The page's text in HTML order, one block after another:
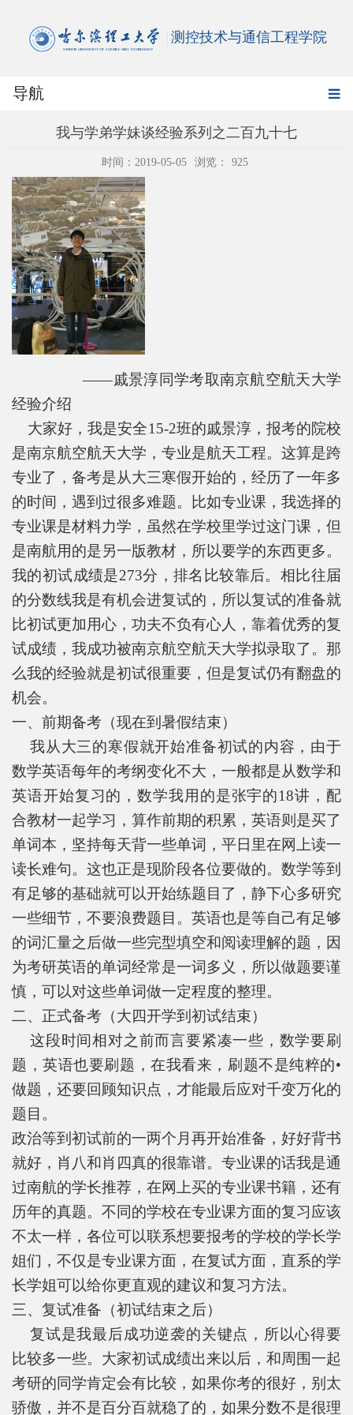
测控技术与通信工程学院
导航
我与学弟学妹谈经验系列之二百九十七
时间：2019-05-05 浏览： 925
——戚景淳同学考取南京航空航天大学
经验介绍
大家好，我是安全15-2班的戚景淳，报考的院校
是南京航空航天大学，专业是航天工程。这算是跨
专业了，备考是从大三寒假开始的，经历了一年多
的时间，遇到过很多难题。比如专业课，我选择的
专业课是材料力学，虽然在学校里学过这门课，但
是南航用的是另一版教材，所以要学的东西更多。
我的初试成绩是273分，排名比较靠后。相比往届
的分数线我是有机会进复试的，所以复试的准备就
比初试更加用心，功夫不负有心人，靠着优秀的复
试成绩，我成功被南京航空航天大学拟录取了。那
么我的经验就是初试很重要，但是复试仍有翻盘的
机会。
一、前期备考（现在到暑假结束）
我从大三的寒假就开始准备初试的内容，由于
数学英语每年的考纲变化不大，一般都是从数学和
英语开始复习的，数学我用的是张宇的18讲，配
合教材一起学习，算作前期的积累，英语则是买了
单词本，坚持每天背一些单词，平日里在网上读一
读长难句。这也正是现阶段各位要做的。数学等到
有足够的基础就可以开始练题目了，静下心多研究
一些细节，不要浪费题目。英语也是等自己有足够
的词汇量之后做一些完型填空和阅读理解的题，因
为考研英语的单词经常是一词多义，所以做题要谨
慎，可以对这些单词做一定程度的整理。
二、正式备考（大四开学到初试结束）
这段时间相对之前而言要紧凑一些，数学要刷
题，英语也要刷题，在我看来，刷题不是纯粹的•
做题，还要回顾知识点，才能最后应对千变万化的
题目。
政治等到初试前的一两个月再开始准备，好好背书
就好，肖八和肖四真的很靠谱。专业课的话我是通
过南航的学长推荐，在网上买的专业课书籍，还有
历年的真题。不同的学校在专业课方面的复习应该
不太一样，各位可以联系想要报考的学校的学长学
姐们，不仅是专业课方面，在复试方面，直系的学
长学姐可以给你更直观的建议和复习方法。
三、复试准备（初试结束之后）
复试是我最后成功逆袭的关键点，所以心得要
比较多一些。大家初试成绩出来以后，和周围一起
考研的同学肯定会有比较，如果你考的很好，别太
骄傲，并不是百分百就稳了的，如果分数不是很理